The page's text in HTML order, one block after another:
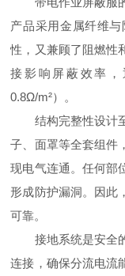
产品采用金属纤维
性，又兼顾了阻燃性
接影响屏蔽效率
0.8Ω/m²）。
结构完整性设计至
子、面罩等全套组件
现电气连通。任何部
形成防护漏洞。因此
可靠。
接地系统是安全的
连接，确保分流电流